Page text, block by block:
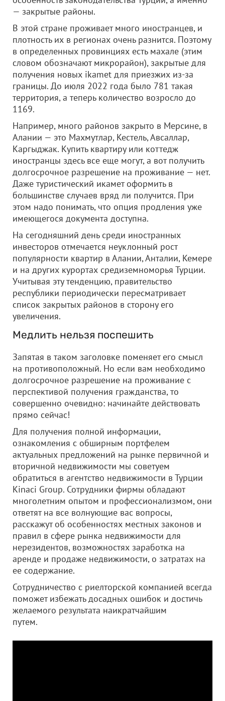
— закрытые районы.
В этой стране проживает много иностранцев, и
плотность их в регионах очень разнится. Поэтому
в определенных провинциях есть махале (этим
словом обозначают микрорайон), закрытые для
получения новых ikamet для приезжих из-за
границы. До июля 2022 года было 781 такая
территория, а теперь количество возросло до
1169.
Например, много районов закрыто в Мерсине, в
Алании — это Махмутлар, Кестель, Авсаллар,
Каргыджак. Купить квартиру или коттедж
иностранцы здесь все еще могут, а вот получить
долгосрочное разрешение на проживание — нет.
Даже туристический икамет оформить в
большинстве случаев вряд ли получится. При
этом надо понимать, что опция продления уже
имеющегося документа доступна.
На сегодняшний день среди иностранных
инвесторов отмечается неуклонный рост
популярности квартир в Алании, Анталии, Кемере
и на других курортах средиземноморья Турции.
Учитывая эту тенденцию, правительство
республики периодически пересматривает
список закрытых районов в сторону его
увеличения.
Медлить нельзя поспешить
Запятая в таком заголовке поменяет его смысл
на противоположный. Но если вам необходимо
долгосрочное разрешение на проживание с
перспективой получения гражданства, то
совершенно очевидно: начинайте действовать
прямо сейчас!
Для получения полной информации,
ознакомления с обширным портфелем
актуальных предложений на рынке первичной и
вторичной недвижимости мы советуем
обратиться в агентство недвижимости в Турции
Kinaci Group. Сотрудники фирмы обладают
многолетним опытом и профессионализмом, они
ответят на все волнующие вас вопросы,
расскажут об особенностях местных законов и
правил в сфере рынка недвижимости для
нерезидентов, возможностях заработка на
аренде и продаже недвижимости, о затратах на
ее содержание.
Сотрудничество с риелторской компанией всегда
поможет избежать досадных ошибок и достичь
желаемого результата наикратчайшим
путем.